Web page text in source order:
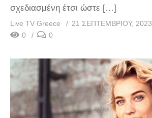
σχεδιασμένη έτσι ώστε […]
Live TV Greece
21 ΣΕΠΤΕΜΒΡΊΟΥ, 2023
0
0